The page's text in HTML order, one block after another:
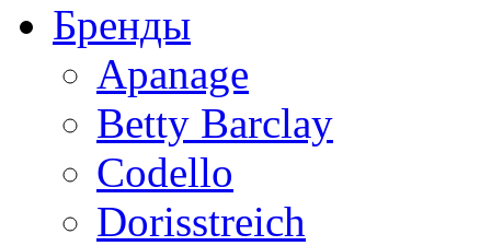
Бренды
Apanage
Betty Barclay
Codello
Dorisstreich